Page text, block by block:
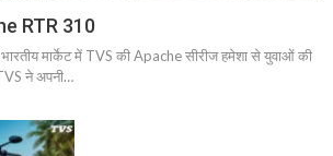
RTR 310
मार्केट में TVS की Apache सीरीज हमेशा से युवाओं की
ने अपनी…